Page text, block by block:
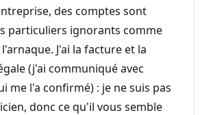
des comptes sont
particuliers ignorants comme
J'ai la facture et la
(j'ai communiqué avec
me l'a confirmé) : je ne suis pas
donc ce qu'il vous semble